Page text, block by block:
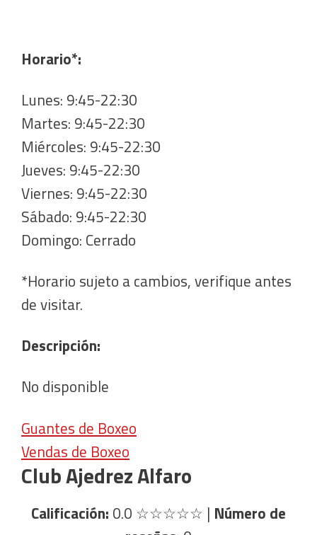
Horario*:
Lunes: 9:45-22:30
Martes: 9:45-22:30
Miércoles: 9:45-22:30
Jueves: 9:45-22:30
Viernes: 9:45-22:30
Sábado: 9:45-22:30
Domingo: Cerrado
*Horario sujeto a cambios, verifique antes
de visitar.
Descripción:
No disponible
Guantes de Boxeo
Vendas de Boxeo
Club Ajedrez Alfaro
Calificación: 0.0 ☆☆☆☆☆ | Número de